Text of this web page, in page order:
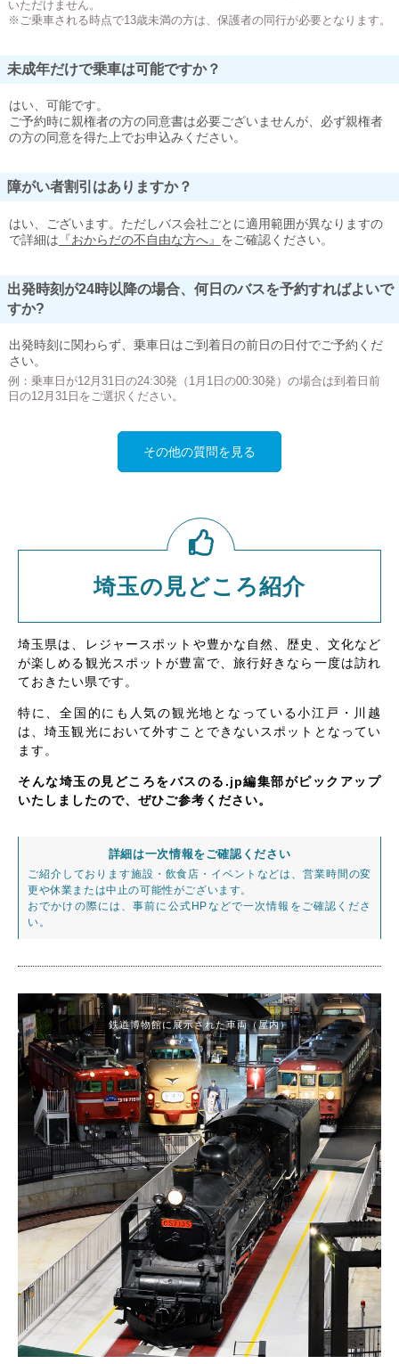
いただけません。
※ご乗車される時点で13歳未満の方は、保護者の同行が必要となります。
未成年だけで乗車は可能ですか？
はい、可能です。
ご予約時に親権者の方の同意書は必要ございませんが、必ず親権者
の方の同意を得た上でお申込みください。
障がい者割引はありますか？
はい、ございます。ただしバス会社ごとに適用範囲が異なりますの
で詳細は 『おからだの不自由な方へ』 をご確認ください。
出発時刻が24時以降の場合、何日のバスを予約すればよいで
すか?
出発時刻に関わらず、乗車日はご到着日の前日の日付でご予約くだ
さい。
例：乗車日が12月31日の24:30発（1月1日の00:30発）の場合は到着日前
日の12月31日をご選択ください。
その他の質問を見る
埼玉の見どころ紹介
埼玉県は、レジャースポットや豊かな自然、歴史、文化など
が楽しめる観光スポットが豊富で、旅行好きなら一度は訪れ
ておきたい県です。
特に、全国的にも人気の観光地となっている小江戸・川越
は、埼玉観光において外すことできないスポットとなってい
ます。
そんな埼玉の見どころをバスのる.jp編集部がピックアップ
いたしましたので、ぜひご参考ください。
詳細は一次情報をご確認ください
ご紹介しております施設・飲食店・イベントなどは、営業時間の変
更や休業または中止の可能性がございます。
おでかけの際には、事前に公式HPなどで一次情報をご確認くださ
い。
鉄道博物館に展示された車両（屋内）